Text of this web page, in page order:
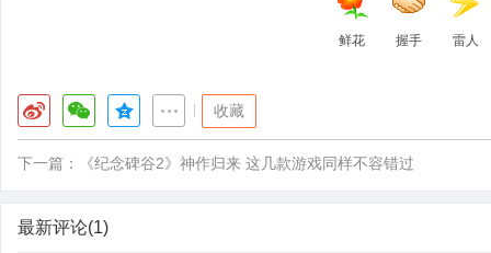
鲜花 握手 雷人
收藏
下一篇： 《纪念碑谷2》神作归来 这几款游戏同样不容错过
最新评论(1)